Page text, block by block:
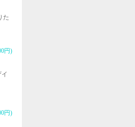
た
円)
円)